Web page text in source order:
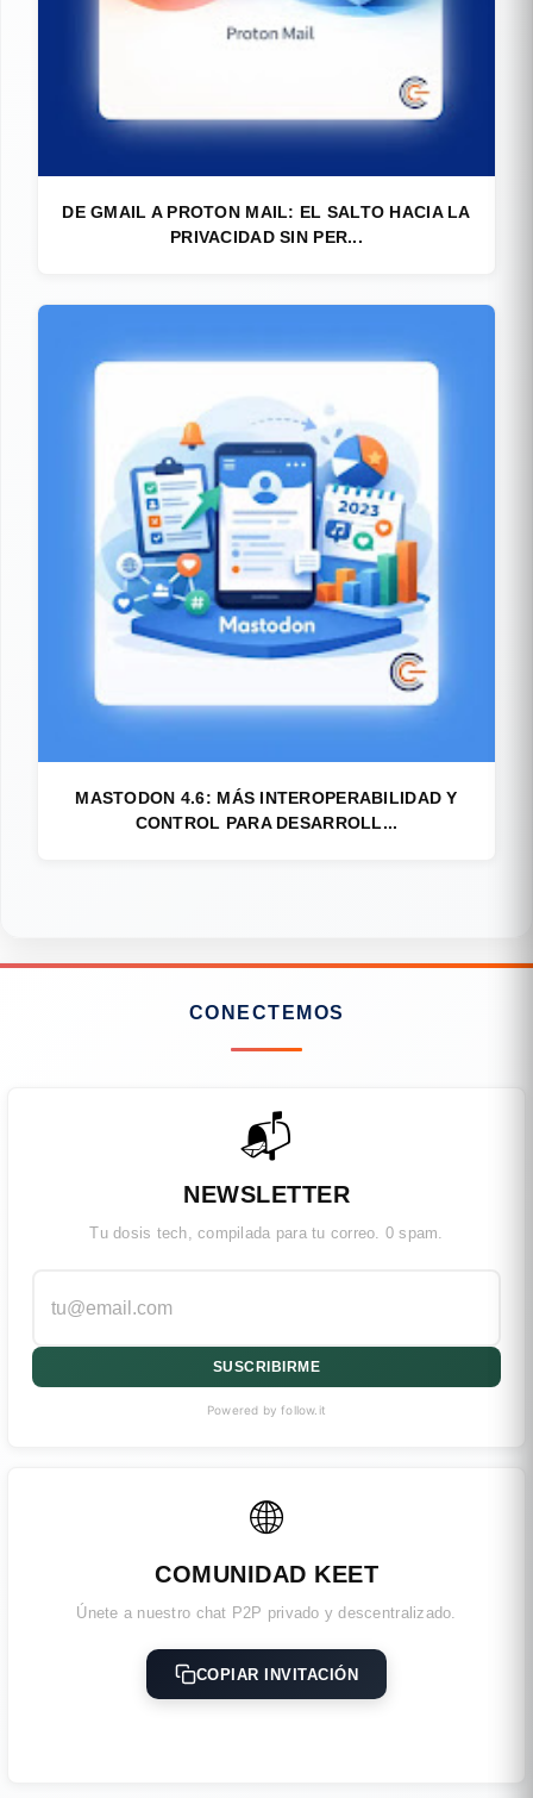
DE GMAIL A PROTON MAIL: EL SALTO HACIA LA
PRIVACIDAD SIN PER...
MASTODON 4.6: MÁS INTEROPERABILIDAD Y
CONTROL PARA DESARROLL...
CONECTEMOS
📬
NEWSLETTER
Tu dosis tech, compilada para tu correo. 0 spam.
SUSCRIBIRME
Powered by follow.it
🌐
COMUNIDAD KEET
Únete a nuestro chat P2P privado y descentralizado.
COPIAR INVITACIÓN